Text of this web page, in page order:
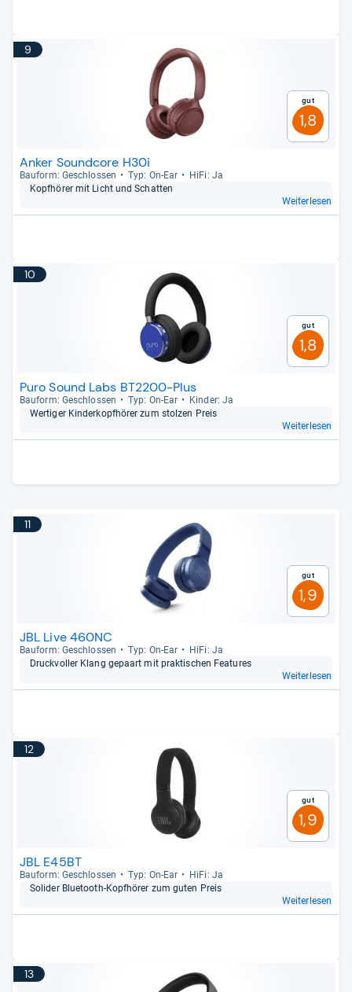
9
Gut
1,8
Anker Soundcore H30i
Bau­form: Geschlos­sen Typ: On-​Ear
HiFi: Ja
Kopf­hö­rer mit Licht und Schat­ten
Weiterlesen
10
Gut
1,8
Puro Sound Labs BT2200-Plus
Bau­form: Geschlos­sen Typ: On-​Ear
Kin­der: Ja
Wer­ti­ger Kin­der­kopf­hö­rer zum stol­zen Preis
Weiterlesen
11
Gut
1,9
JBL Live 460NC
Bau­form: Geschlos­sen Typ: On-​Ear
HiFi: Ja
Druck­vol­ler Klang gepaart mit prak­ti­schen Fea­tu­res
Weiterlesen
12
Gut
1,9
JBL E45BT
Bau­form: Geschlos­sen Typ: On-​Ear
HiFi: Ja
Soli­der Blue­tooth-​Kopf­hö­rer zum guten Preis
Weiterlesen
13